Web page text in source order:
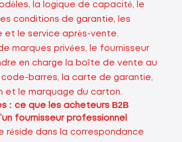
la logique de capacité, le
conditions de garantie, les
et le service après-vente.
marques privées, le fournisseur
en charge la boîte de vente au
barres, la carte de garantie,
et le marquage du carton.
: ce que les acheteurs B2B
fournisseur professionnel
réside dans la correspondance